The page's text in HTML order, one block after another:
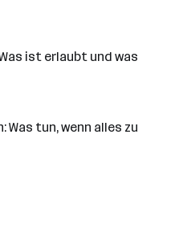
ist erlaubt und was
Was tun, wenn alles zu